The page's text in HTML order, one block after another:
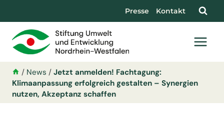
Presse Kontakt
/ News / Jetzt anmelden! Fachtagung:
Klimaanpassung erfolgreich gestalten – Synergien
nutzen, Akzeptanz schaffen